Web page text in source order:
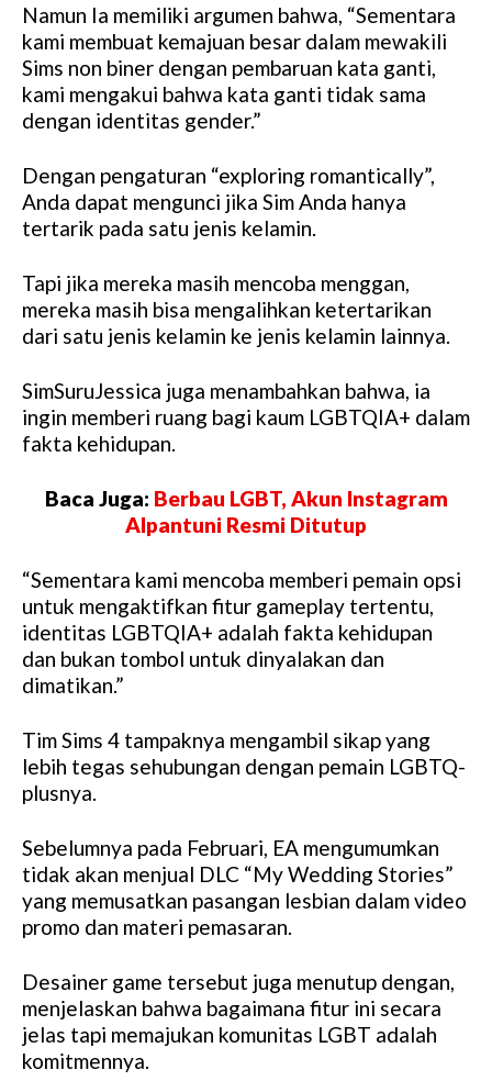
Namun Ia memiliki argumen bahwa, “Sementara
kami membuat kemajuan besar dalam mewakili
Sims non biner dengan pembaruan kata ganti,
kami mengakui bahwa kata ganti tidak sama
dengan identitas gender.”
Dengan pengaturan “exploring romantically”,
Anda dapat mengunci jika Sim Anda hanya
tertarik pada satu jenis kelamin.
Tapi jika mereka masih mencoba menggan,
mereka masih bisa mengalihkan ketertarikan
dari satu jenis kelamin ke jenis kelamin lainnya.
SimSuruJessica juga menambahkan bahwa, ia
ingin memberi ruang bagi kaum LGBTQIA+ dalam
fakta kehidupan.
Baca Juga: Berbau LGBT, Akun Instagram
Alpantuni Resmi Ditutup
“Sementara kami mencoba memberi pemain opsi
untuk mengaktifkan fitur gameplay tertentu,
identitas LGBTQIA+ adalah fakta kehidupan
dan bukan tombol untuk dinyalakan dan
dimatikan.”
Tim Sims 4 tampaknya mengambil sikap yang
lebih tegas sehubungan dengan pemain LGBTQ-
plusnya.
Sebelumnya pada Februari, EA mengumumkan
tidak akan menjual DLC “My Wedding Stories”
yang memusatkan pasangan lesbian dalam video
promo dan materi pemasaran.
Desainer game tersebut juga menutup dengan,
menjelaskan bahwa bagaimana fitur ini secara
jelas tapi memajukan komunitas LGBT adalah
komitmennya.